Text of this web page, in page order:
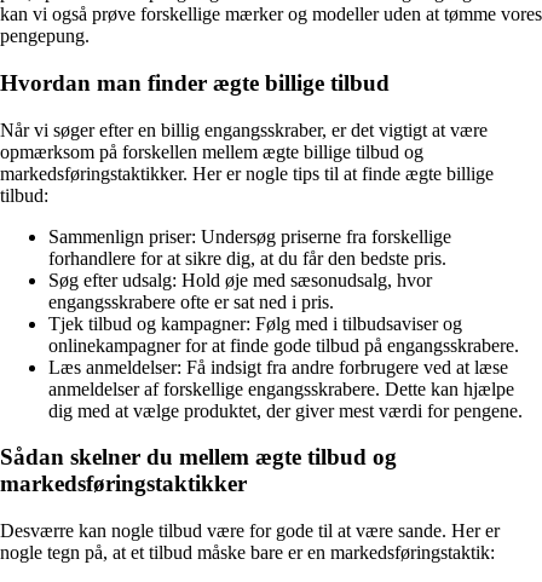
kan vi også prøve forskellige mærker og modeller uden at tømme vores
pengepung.
Hvordan man finder ægte billige tilbud
Når vi søger efter en billig engangsskraber, er det vigtigt at være
opmærksom på forskellen mellem ægte billige tilbud og
markedsføringstaktikker. Her er nogle tips til at finde ægte billige
tilbud:
Sammenlign priser: Undersøg priserne fra forskellige
forhandlere for at sikre dig, at du får den bedste pris.
Søg efter udsalg: Hold øje med sæsonudsalg, hvor
engangsskrabere ofte er sat ned i pris.
Tjek tilbud og kampagner: Følg med i tilbudsaviser og
onlinekampagner for at finde gode tilbud på engangsskrabere.
Læs anmeldelser: Få indsigt fra andre forbrugere ved at læse
anmeldelser af forskellige engangsskrabere. Dette kan hjælpe
dig med at vælge produktet, der giver mest værdi for pengene.
Sådan skelner du mellem ægte tilbud og
markedsføringstaktikker
Desværre kan nogle tilbud være for gode til at være sande. Her er
nogle tegn på, at et tilbud måske bare er en markedsføringstaktik: